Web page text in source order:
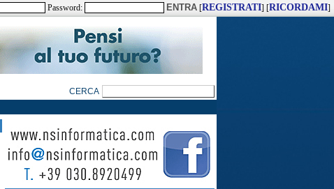
Password: [REGISTRATI] [RICORDAMI]